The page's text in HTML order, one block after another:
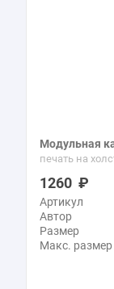
Модульная
печать на
1260
Артикул
Автор
Размер
Макс. размер